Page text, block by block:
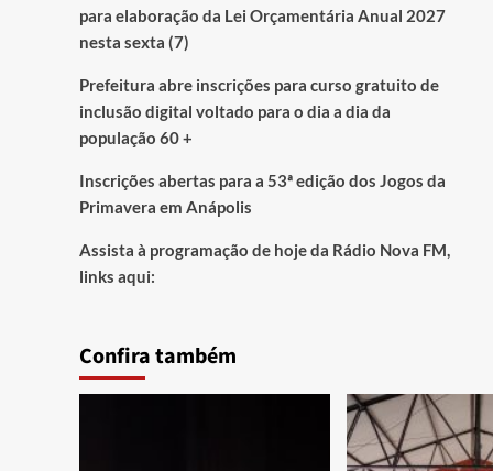
para elaboração da Lei Orçamentária Anual 2027
nesta sexta (7)
Prefeitura abre inscrições para curso gratuito de
inclusão digital voltado para o dia a dia da
população 60 +
Inscrições abertas para a 53ª edição dos Jogos da
Primavera em Anápolis
Assista à programação de hoje da Rádio Nova FM,
links aqui:
Confira também